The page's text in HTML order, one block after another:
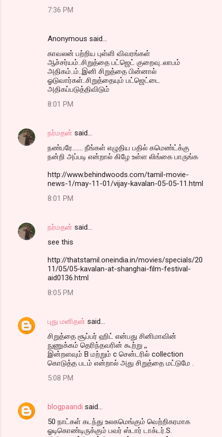
7:36 PM
Anonymous said…
காவலன் பற்றிய புள்ளி விவரங்கள்
ஆச்சர்யம்..சிறுத்தை பட்ஜெட் குறைவு..லாபம்
அதிகம்..ம்..இனி சிறுத்தை பின்னால்
ஓடுவார்கள்..சிறுத்தையும் பட்ஜெட்டை
அதிகப்படுத்திவிடும்
8:01 PM
நர்மதன் said…
நண்பரே....... நீங்கள் எழுதிய பதில் கமெண்ட்க்கு
நன்றி அப்படி என்றால் கிழே உள்ள லிங்கை பாருங்க
http://www.behindwoods.com/tamil-movie-
news-1/may-11-01/vijay-kavalan-05-05-11.html
8:01 PM
நர்மதன் said…
see this
http://thatstamil.oneindia.in/movies/specials/20
11/05/05-kavalan-at-shanghai-film-festival-
aid0136.html
8:05 PM
புது மனிதன் said…
சிறுத்தை சூப்பர் ஹிட் என்பது சினிமாவின்
நுணுக்கம் தெரிந்தவரின் கூற்று ,,
இன்றளவும் B மற்றும் c சென்டரில் collection
கொடுத்த படம் என்றால் அது சிறுத்தை மட்டுமே .
5:08 PM
blogpaandi said…
50 நாட்கள் கடந்து உலகமெங்கும் வெற்றிகரமாக
ஓடிகொண்டிருக்கும் பவர் ஸ்டார் டாக்டர்.S.